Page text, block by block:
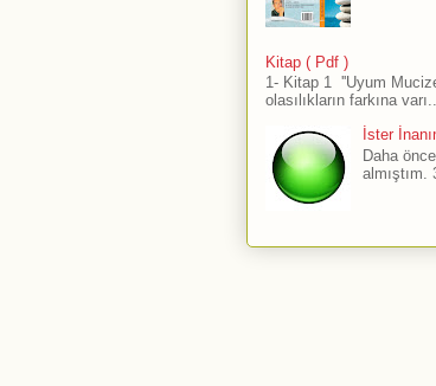
Kitap ( Pdf )
1- Kitap 1 ''Uyum
olasılıkların farkına
İster
Daha
almıştım.